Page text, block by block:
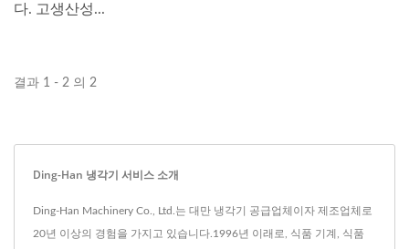
다. 고생산성...
결과 1 - 2 의 2
Ding-Han 냉각기 서비스 소개
Ding-Han Machinery Co., Ltd.는 대만 냉각기 공급업체이자 제조업체로
20년 이상의 경험을 가지고 있습니다.1996년 이래로, 식품 기계, 식품